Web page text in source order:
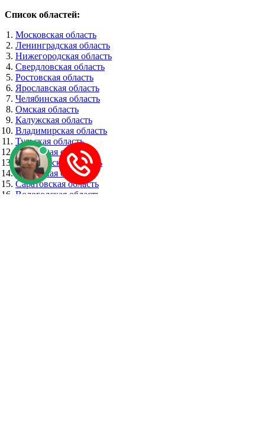
Список областей:
Московская область
Ленинградская область
Нижегородская область
Свердловская область
Ростовская область
Ярославская область
Челябинская область
Омская область
Калужская область
Владимирская область
Тульская область
Самарская область
Воронежская область
Иркутская область
Саратовская область
Вологодская область